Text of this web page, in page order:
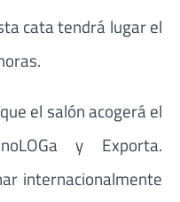
cata tendrá lugar el
el salón acogerá el
y Exporta.
internacionalmente